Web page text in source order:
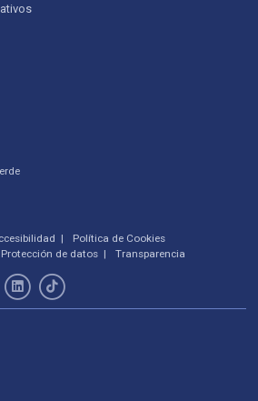
Política de Cookies
Protección de datos Transparencia